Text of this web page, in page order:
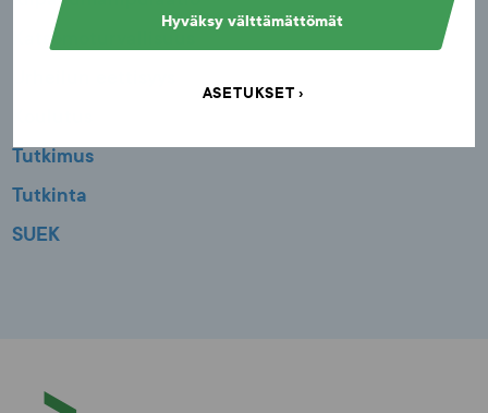
Hyväksy välttämättömät
ASETUKSET
Katsomoturvallisuus
Tutkimus
Tutkinta
SUEK